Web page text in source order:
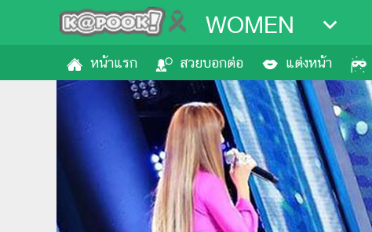
WOMEN
หน้าแรก สวยบอกต่อ แต่งหน้า